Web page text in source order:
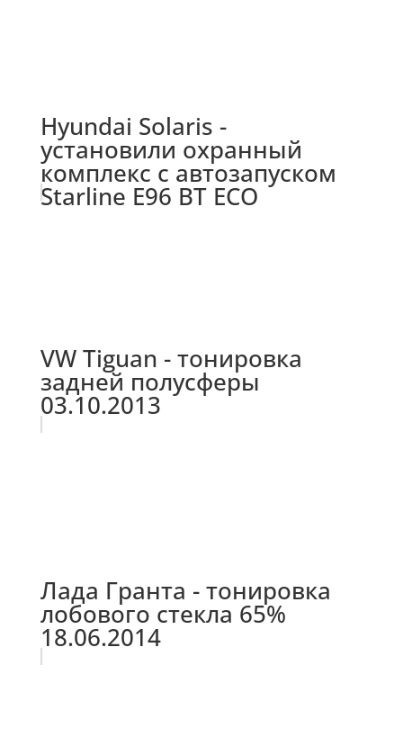
Hyundai Solaris -
установили охранный
комплекс с автозапуском
Starline E96 BT ECO
VW Tiguan - тонировка
задней полусферы
03.10.2013
Лада Гранта - тонировка
лобового стекла 65%
18.06.2014